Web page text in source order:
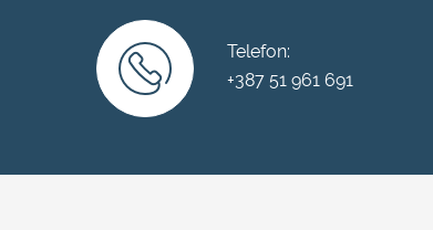
Telefon:
+387 51 961 691